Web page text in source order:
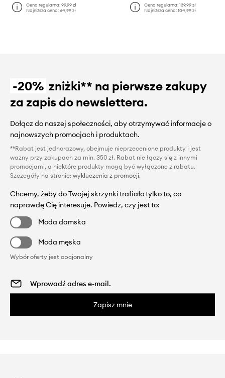
Cena regularna:99,99 zł
Najniższa cena:64,99 zł
Cena regularna: 139,99 zł
Najniższa cena: 104,99 zł
-20% zniżki** na pierwsze zakupy
za zapis do newslettera.
Dołącz do naszej społeczności, aby otrzymywać informacje o
najnowszych promocjach i produktach.
**Rabat jest jednorazowy, obejmuje nieprzecenione produkty i jest
ważny przy zakupach za min. 350 zł. Rabat nie łączy się z innymi
promocjami, a niektóre produkty mogą być wyłączone z rabatu.
Szczegóły na stronie: wykluczenia z promocji.
Chcemy, żeby do Twojej skrzynki trafiało tylko to, co
naprawdę Cię interesuje. Powiedz, czy jest to:
Moda damska
Moda męska
Wybór oferty jest opcjonalny
Zapisz mnie